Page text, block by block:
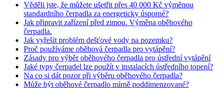
Věděli jste, že můžete ušetřit přes 40 000 Kč výměnou
standardního čerpadla za energeticky úsporné?
Jak připravit zařízení před zimou. Výměna oběhového
čerpadla.
Jak vyřešit problém dešťové vody na pozemku?
Proč používáme oběhová čerpadla pro vytápění?
Zásady pro výběr oběhového čerpadla pro ústřední vytápění
Jaké typy čerpadel lze použít v instalacích ústředního topení?
Na co si dát pozor při výběru oběhového čerpadla?
Může být oběhové čerpadlo mírně poddimenzované?